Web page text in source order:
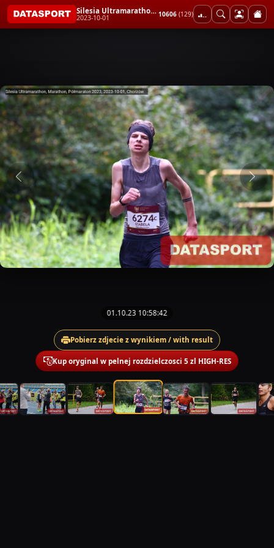
Silesia Ultramarathon, Marathon, Półmaraton 2023
2023-10-01 10606 (129)
01.10.23 10:58:42
Pobierz zdjecie z wynikiem / with result
Kup oryginal w pelnej rozdzielczosci 5 zl HIGH-RES